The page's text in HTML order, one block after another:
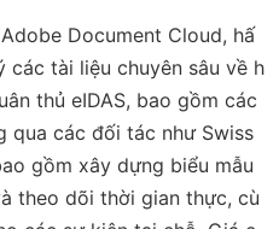
Document Cloud, hấ
các tài liệu chuyên sâu về h
thủ eIDAS, bao gồm các
qua các đối tác như Swiss
gồm xây dựng biểu mẫu
theo dõi thời gian thực, cù